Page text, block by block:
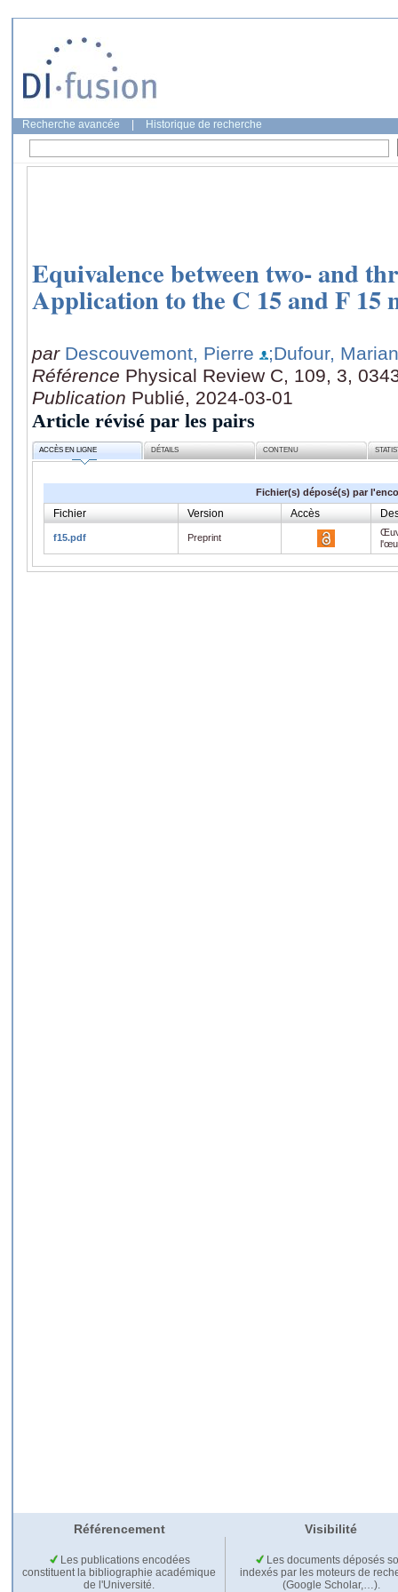
Recherche avancée Historique de recherche
Equivalence between two- and
Application to the C 15 and F 15
par Descouvemont, Pierre
;Dufour,
Référence Physical Review C, 109, 3,
Publication Publié, 2024-03-01
Article révisé par les pairs
ACCÈS EN LIGNE DÉTAILS CONTENU
Fichier(s) déposé(s) par
Fichier Version Accès
f15.pdf Preprint
Référencement Visibilité
Les publications encodées
constituent la bibliographie académique
de l'Université.
Les documents déposés
indexés par les moteurs de
(Google Scholar,…).